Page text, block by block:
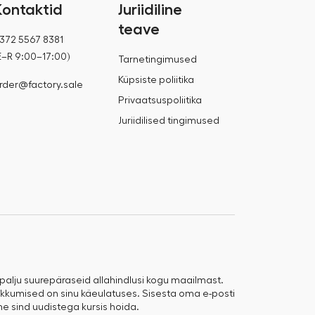
5567 8381
9:00–17:00)
Juriidiline
teave
Tarnetingimused
Küpsiste poliitika
Privaatsuspoliitika
Juriidilised tingimused
suurepäraseid allahindlusi kogu maailmast.
on sinu käeulatuses. Sisesta oma e-posti
sind uudistega kursis hoida.